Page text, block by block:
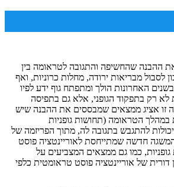
ההבנה שהחשיפה והתגובה לטראומה בין
לסבול מבריאות ירודה, מחלות כרוניות, ואף
האחרונות הולך ומתפתח גוף ידע לפיו
לא רק בתפקוד הגופני, אלא גם בתפיסה
זו אציג ממצאים שמבססים את ההבנה שיש
במהלך הטראומה (תחושות גופניות
להתגבש בתגובה לה, מתוך הפריזמה של
המשגה חדשה שמתייחסת לאוריינטציה פוסט
כמו גם ממצאים המצביעים על
של אוריינטציה פוסט טראומטית כלפי